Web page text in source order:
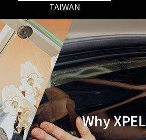
TAIWAN
Why XPEL